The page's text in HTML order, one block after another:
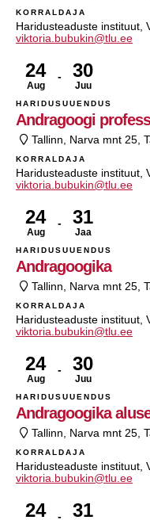
KORRALDAJA
Haridusteaduste instituut,
viktoria.bubukin@tlu.ee
24
Aug
30
Juu
HARIDUSUUENDUS
Andragoogi
Tallinn, Narva mnt 25,
KORRALDAJA
Haridusteaduste instituut,
viktoria.bubukin@tlu.ee
24
Aug
31
Jaa
HARIDUSUUENDUS
Andragoogika
Tallinn, Narva mnt 25,
KORRALDAJA
Haridusteaduste instituut,
viktoria.bubukin@tlu.ee
24
Aug
30
Juu
HARIDUSUUENDUS
Andragoogika
Tallinn, Narva mnt 25,
KORRALDAJA
Haridusteaduste instituut,
viktoria.bubukin@tlu.ee
24 31